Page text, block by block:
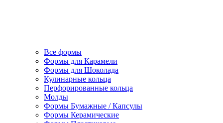
Все формы
Формы для Карамели
Формы для Шоколада
Кулинарные кольца
Перфорированные кольца
Молды
Формы Бумажные / Капсулы
Формы Керамические